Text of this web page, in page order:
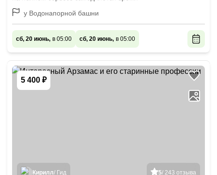
у Водонапорной башни
сб, 20 июнь, в 05:00 сб, 20 июнь, в 05:00
5 400 ₽
5/ 243 отзыва
Кирилл/ Гид